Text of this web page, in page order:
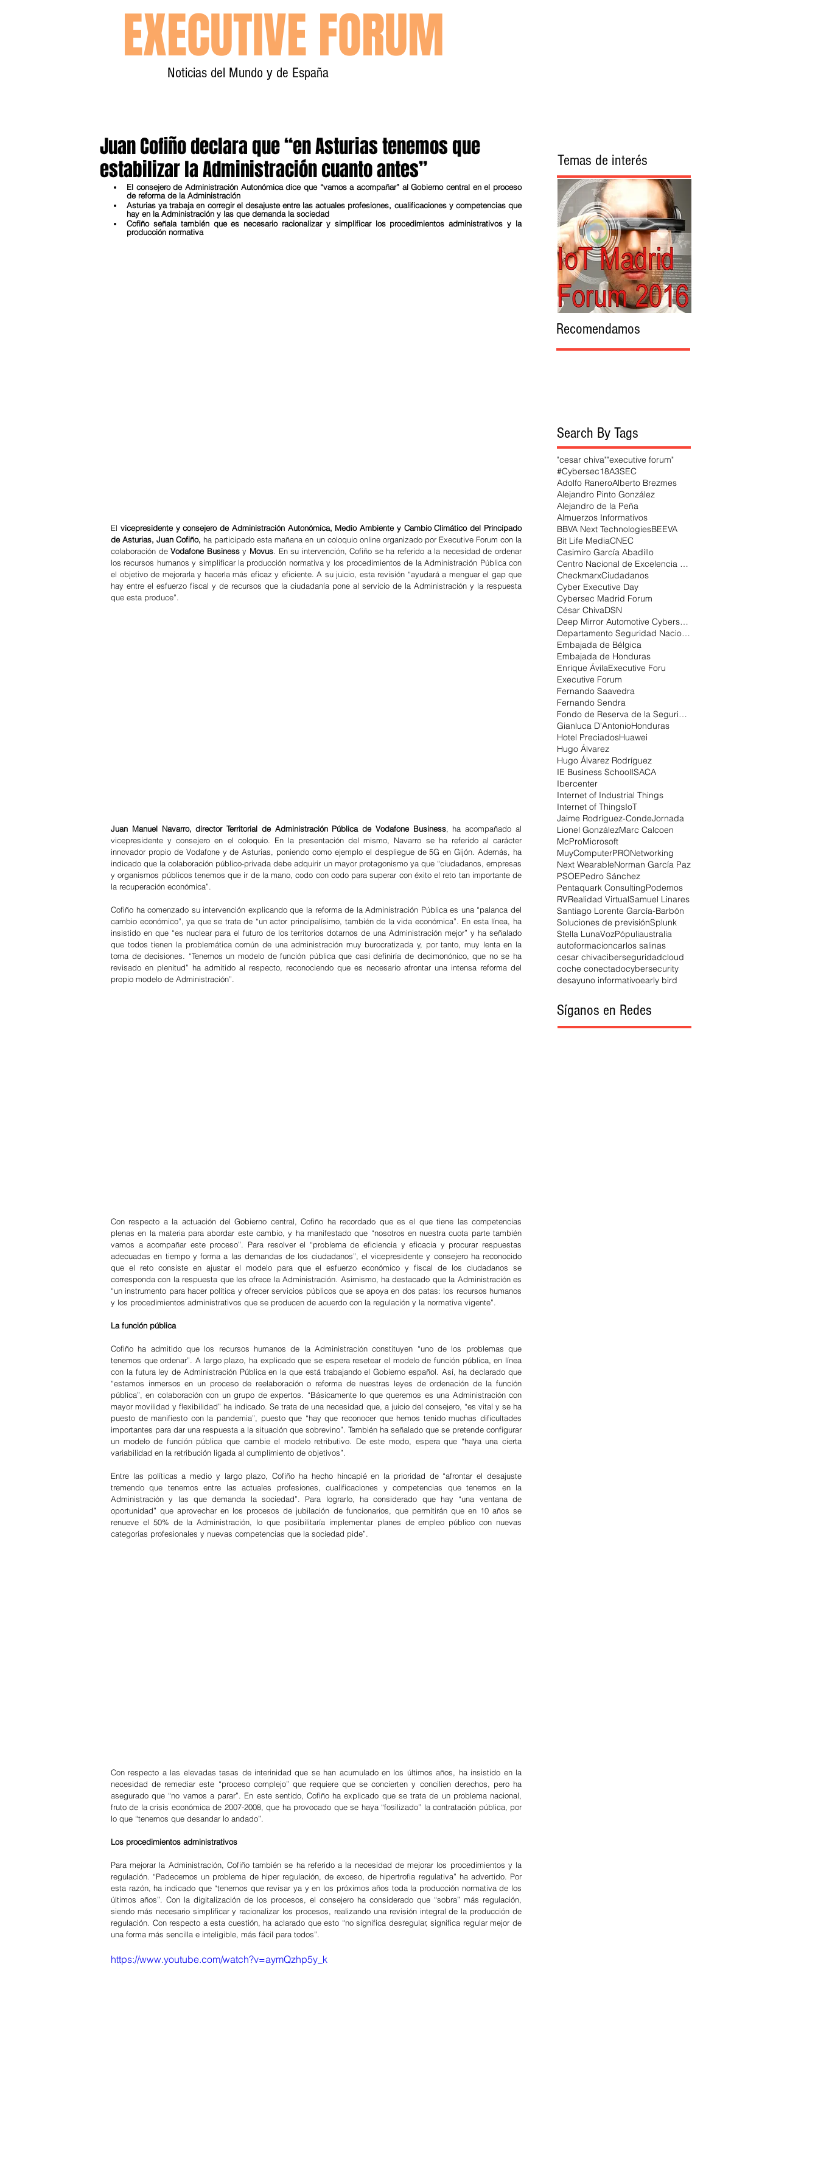
EXECUTIVE FORUM
Noticias del Mundo y de España
Juan Cofiño declara que “en Asturias tenemos que
estabilizar la Administración cuanto antes”
El consejero de Administración Autonómica dice que “vamos a acompañar” al Gobierno central en el proceso
de reforma de la Administración
Asturias ya trabaja en corregir el desajuste entre las actuales profesiones, cualificaciones y competencias que
hay en la Administración y las que demanda la sociedad
Cofiño señala también que es necesario racionalizar y simplificar los procedimientos administrativos y la
producción normativa
El vicepresidente y consejero de Administración Autonómica, Medio Ambiente y Cambio Climático del Principado
de Asturias, Juan Cofiño, ha participado esta mañana en un coloquio online organizado por Executive Forum con la
colaboración de Vodafone Business y Movus. En su intervención, Cofiño se ha referido a la necesidad de ordenar
los recursos humanos y simplificar la producción normativa y los procedimientos de la Administración Pública con
el objetivo de mejorarla y hacerla más eficaz y eficiente. A su juicio, esta revisión “ayudará a menguar el gap que
hay entre el esfuerzo fiscal y de recursos que la ciudadanía pone al servicio de la Administración y la respuesta
que esta produce”.
Juan Manuel Navarro, director Territorial de Administración Pública de Vodafone Business, ha acompañado al
vicepresidente y consejero en el coloquio. En la presentación del mismo, Navarro se ha referido al carácter
innovador propio de Vodafone y de Asturias, poniendo como ejemplo el despliegue de 5G en Gijón. Además, ha
indicado que la colaboración público-privada debe adquirir un mayor protagonismo ya que “ciudadanos, empresas
y organismos públicos tenemos que ir de la mano, codo con codo para superar con éxito el reto tan importante de
la recuperación económica”.
Cofiño ha comenzado su intervención explicando que la reforma de la Administración Pública es una “palanca del
cambio económico”, ya que se trata de “un actor principalísimo, también de la vida económica”. En esta línea, ha
insistido en que “es nuclear para el futuro de los territorios dotarnos de una Administración mejor” y ha señalado
que todos tienen la problemática común de una administración muy burocratizada y, por tanto, muy lenta en la
toma de decisiones. “Tenemos un modelo de función pública que casi definiría de decimonónico, que no se ha
revisado en plenitud” ha admitido al respecto, reconociendo que es necesario afrontar una intensa reforma del
propio modelo de Administración”.
Con respecto a la actuación del Gobierno central, Cofiño ha recordado que es el que tiene las competencias
plenas en la materia para abordar este cambio, y ha manifestado que “nosotros en nuestra cuota parte también
vamos a acompañar este proceso”. Para resolver el “problema de eficiencia y eficacia y procurar respuestas
adecuadas en tiempo y forma a las demandas de los ciudadanos”, el vicepresidente y consejero ha reconocido
que el reto consiste en ajustar el modelo para que el esfuerzo económico y fiscal de los ciudadanos se
corresponda con la respuesta que les ofrece la Administración. Asimismo, ha destacado que la Administración es
“un instrumento para hacer política y ofrecer servicios públicos que se apoya en dos patas: los recursos humanos
y los procedimientos administrativos que se producen de acuerdo con la regulación y la normativa vigente”.
La función pública
Cofiño ha admitido que los recursos humanos de la Administración constituyen “uno de los problemas que
tenemos que ordenar”. A largo plazo, ha explicado que se espera resetear el modelo de función pública, en línea
con la futura ley de Administración Pública en la que está trabajando el Gobierno español. Así, ha declarado que
“estamos inmersos en un proceso de reelaboración o reforma de nuestras leyes de ordenación de la función
pública”, en colaboración con un grupo de expertos. “Básicamente lo que queremos es una Administración con
mayor movilidad y flexibilidad” ha indicado. Se trata de una necesidad que, a juicio del consejero, “es vital y se ha
puesto de manifiesto con la pandemia”, puesto que “hay que reconocer que hemos tenido muchas dificultades
importantes para dar una respuesta a la situación que sobrevino”. También ha señalado que se pretende configurar
un modelo de función pública que cambie el modelo retributivo. De este modo, espera que “haya una cierta
variabilidad en la retribución ligada al cumplimiento de objetivos”.
Entre las políticas a medio y largo plazo, Cofiño ha hecho hincapié en la prioridad de “afrontar el desajuste
tremendo que tenemos entre las actuales profesiones, cualificaciones y competencias que tenemos en la
Administración y las que demanda la sociedad”. Para lograrlo, ha considerado que hay “una ventana de
oportunidad” que aprovechar en los procesos de jubilación de funcionarios, que permitirán que en 10 años se
renueve el 50% de la Administración, lo que posibilitaría implementar planes de empleo público con nuevas
categorías profesionales y nuevas competencias que la sociedad pide”.
Con respecto a las elevadas tasas de interinidad que se han acumulado en los últimos años, ha insistido en la
necesidad de remediar este “proceso complejo” que requiere que se concierten y concilien derechos, pero ha
asegurado que “no vamos a parar”. En este sentido, Cofiño ha explicado que se trata de un problema nacional,
fruto de la crisis económica de 2007-2008, que ha provocado que se haya “fosilizado” la contratación pública, por
lo que “tenemos que desandar lo andado”.
Los procedimientos administrativos
Para mejorar la Administración, Cofiño también se ha referido a la necesidad de mejorar los procedimientos y la
regulación. “Padecemos un problema de hiper regulación, de exceso, de hipertrofia regulativa” ha advertido. Por
esta razón, ha indicado que “tenemos que revisar ya y en los próximos años toda la producción normativa de los
últimos años”. Con la digitalización de los procesos, el consejero ha considerado que “sobra” más regulación,
siendo más necesario simplificar y racionalizar los procesos, realizando una revisión integral de la producción de
regulación. Con respecto a esta cuestión, ha aclarado que esto “no significa desregular, significa regular mejor de
una forma más sencilla e inteligible, más fácil para todos”.
https://www.youtube.com/watch?v=aymQzhp5y_k
Temas de interés
Recomendamos
Search By Tags
"cesar chiva""executive forum"
#Cybersec18A3SEC
Adolfo RaneroAlberto Brezmes
Alejandro Pinto González
Alejandro de la Peña
Almuerzos Informativos
BBVA Next TechnologiesBEEVA
Bit Life MediaCNEC
Casimiro García Abadillo
Centro Nacional de Excelencia en Ciberseguridad
CheckmarxCiudadanos
Cyber Executive Day
Cybersec Madrid Forum
César ChivaDSN
Deep Mirror Automotive Cybersecurity
Departamento Seguridad Nacional
Embajada de Bélgica
Embajada de Honduras
Enrique ÁvilaExecutive Foru
Executive Forum
Fernando Saavedra
Fernando Sendra
Fondo de Reserva de la Seguridad Social:
Gianluca D'AntonioHonduras
Hotel PreciadosHuawei
Hugo Álvarez
Hugo Álvarez Rodríguez
IE Business SchoolISACA
Ibercenter
Internet of Industrial Things
Internet of ThingsIoT
Jaime Rodríguez-CondeJornada
Lionel GonzálezMarc Calcoen
McProMicrosoft
MuyComputerPRONetworking
Next WearableNorman García Paz
PSOEPedro Sánchez
Pentaquark ConsultingPodemos
RVRealidad VirtualSamuel Linares
Santiago Lorente García-Barbón
Soluciones de previsiónSplunk
Stella LunaVozPópuliaustralia
autoformacioncarlos salinas
cesar chivaciberseguridadcloud
coche conectadocybersecurity
desayuno informativoearly bird
Síganos en Redes